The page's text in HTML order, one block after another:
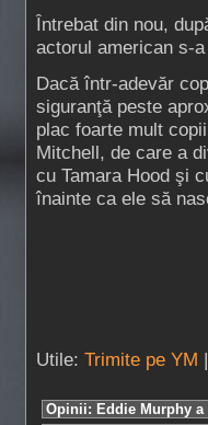
Întrebat din nou,
actorul american s-
Dacă într-adevăr
siguranţă peste
plac foarte mult
Mitchell, de care a
cu Tamara Hood şi
înainte ca ele să
Utile: Trimite pe YM |
Opinii: Eddie Murphy a